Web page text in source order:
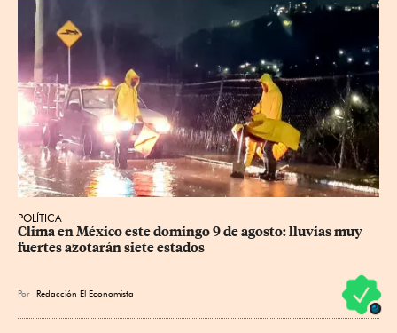
POLÍTICA
Clima en México este domingo 9 de agosto: lluvias muy
fuertes azotarán siete estados
Por Redacción El Economista